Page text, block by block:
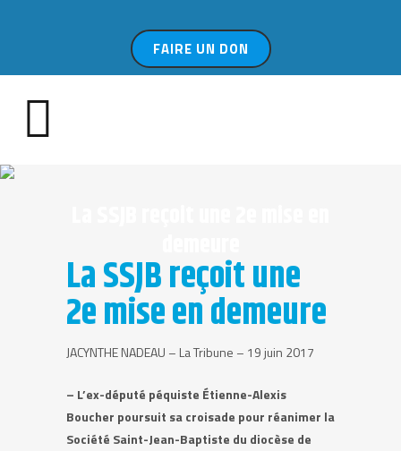
FAIRE UN DON
La SSJB reçoit une
2e mise en demeure
JACYNTHE NADEAU – La Tribune – 19 juin 2017
– L’ex-député péquiste Étienne-Alexis
Boucher poursuit sa croisade pour réanimer la
Société Saint-Jean-Baptiste du diocèse de